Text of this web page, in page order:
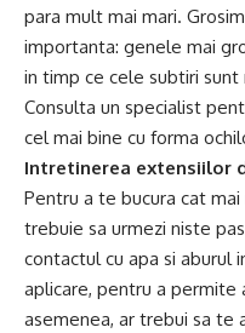
para mult mai mari.
importanta: genele mai
in timp ce cele subtiri sunt
Consulta un specialist
cel mai bine cu forma
Intretinerea extensiilor
Pentru a te bucura cat
trebuie sa urmezi niste
contactul cu apa si aburul
aplicare, pentru a permite
asemenea, ar trebui sa te